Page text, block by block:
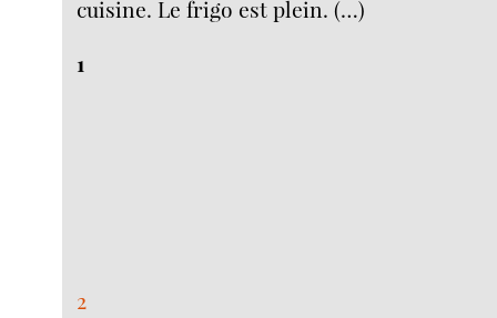
cuisine. Le frigo est plein. (…)
1
2